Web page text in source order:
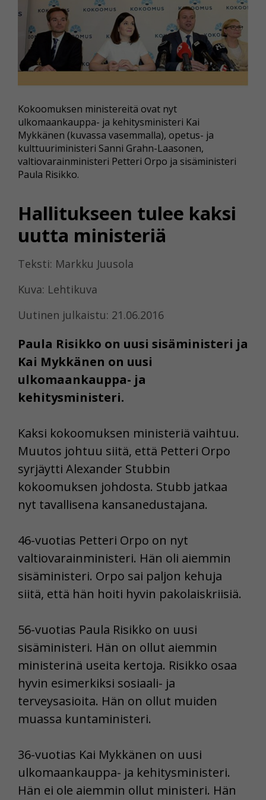
Hallitukseen tulee kaksi
uutta ministeriä
Teksti: Markku Juusola
Kuva: Lehtikuva
Uutinen julkaistu: 21.06.2016
Paula Risikko on uusi sisäministeri ja
Kai Mykkänen on uusi
ulkomaankauppa- ja
kehitysministeri.
Kokoomuksen ministereitä ovat nyt
ulkomaankauppa- ja kehitysministeri Kai
Mykkänen (kuvassa vasemmalla), opetus- ja
kulttuuriministeri Sanni Grahn-Laasonen,
valtiovarainministeri Petteri Orpo ja sisäministeri
Paula Risikko.
Kaksi kokoomuksen ministeriä vaihtuu.
Muutos johtuu siitä, että Petteri Orpo
syrjäytti Alexander Stubbin
kokoomuksen johdosta. Stubb jatkaa
nyt tavallisena kansanedustajana.
46-vuotias Petteri Orpo on nyt
valtiovarainministeri. Hän oli aiemmin
sisäministeri. Orpo sai paljon kehuja
siitä, että hän hoiti hyvin pakolaiskriisiä.
56-vuotias Paula Risikko on uusi
sisäministeri. Hän on ollut aiemmin
ministerinä useita kertoja. Risikko osaa
hyvin esimerkiksi sosiaali- ja
terveysasioita. Hän on ollut muiden
muassa kuntaministeri.
36-vuotias Kai Mykkänen on uusi
ulkomaankauppa- ja kehitysministeri.
Hän ei ole aiemmin ollut ministeri. Hän